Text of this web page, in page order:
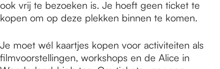
ook vrij te bezoeken is. Je hoeft geen ticket te
kopen om op deze plekken binnen te komen.
Je moet wél kaartjes kopen voor activiteiten als
filmvoorstellingen, workshops en de Alice in